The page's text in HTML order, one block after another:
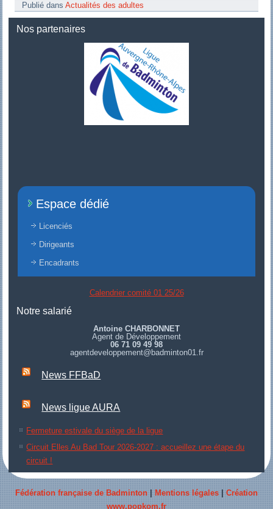
Publié dans Actualités des adultes
Nos partenaires
Espace dédié
Licenciés
Dirigeants
Encadrants
Calendrier comité 01 25/26
Notre salarié
Antoine CHARBONNET
Agent de Développement
06 71 09 49 98
agentdeveloppement@badminton01.fr
News FFBaD
News ligue AURA
Fermeture estivale du siège de la ligue
Circuit Elles Au Bad Tour 2026-2027 : accueillez une étape du
circuit !
Fédération française de Badminton Mentions légales
Création
www.popkom.fr